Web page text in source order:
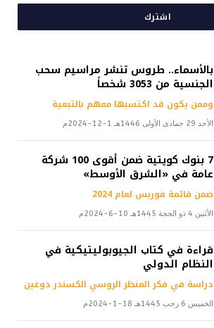
اشترك
بالأسماء.. طروس تنشر مراسيم سحب
الجنسية من 3053 شخصاً
وممن يكون قد اكتسبها معهم بالتبعية
الأحد 29 جمادى الأولى 1446هـ 1-12-2024م
7 بنوك كويتية ضمن أقوى 100 شركة
عامة في «الشرق الأوسط»
ضمن قائمة فوربس لعام 2024
الأثنين 4 ذو الحجة 1445هـ 10-6-2024م
قراءة في كتاب الجيوبوليتيكية في
النظام الدولي
دراسة في فكر المنظر الروسي الكسندر دوغين
الخميس 6 رجب 1445هـ 18-1-2024م